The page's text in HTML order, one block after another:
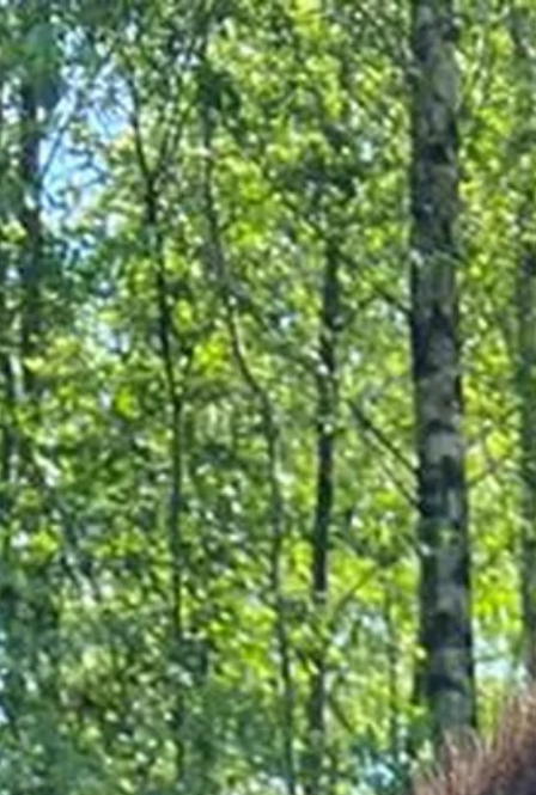
Adresse & RouteDie ÖffnungszeitenKontaktNewsletter
De huidige taal van de website is Deutsch